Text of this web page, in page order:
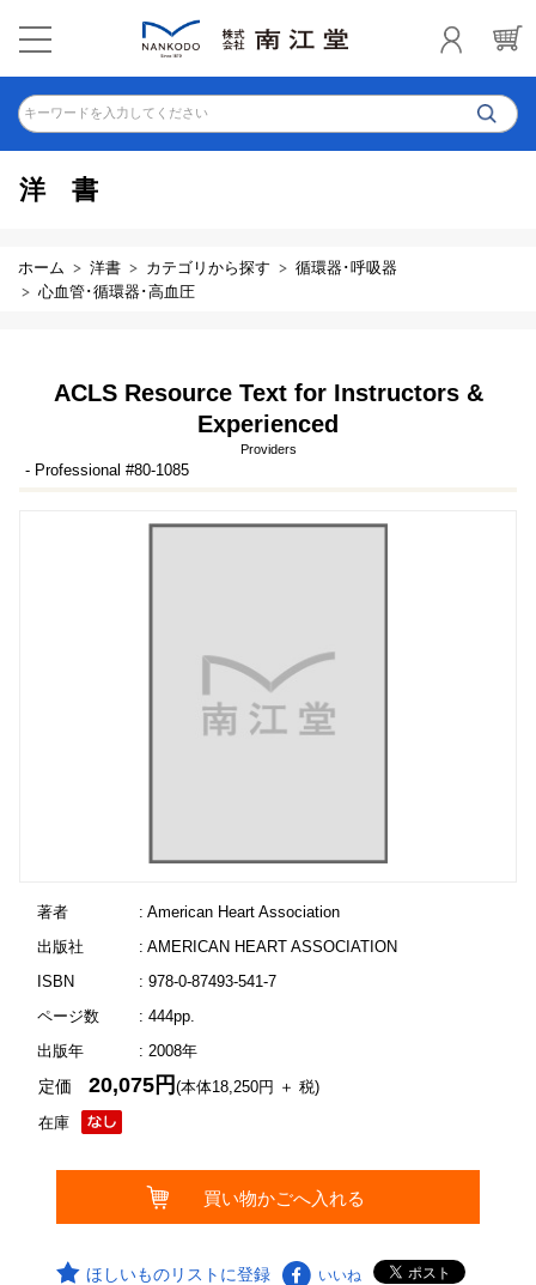
キーワードを入力してください
洋書
ホーム 洋書 カテゴリから探す
循環器･呼吸器
心血管･循環器･高血圧
ACLS Resource Text for Instructors &
Experienced
Providers
- Professional #80-1085
著者
: American Heart Association
出版社
: AMERICAN HEART ASSOCIATION
ISBN
: 978-0-87493-541-7
ページ数
: 444pp.
出版年
: 2008年
在庫
定価20,075円(本体18,250円 ＋ 税)
ほしいものリストに登録 いいね